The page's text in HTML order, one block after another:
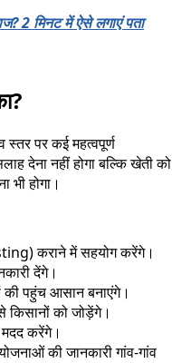
2 मिनट में ऐसे लगाएं पता
स्तर पर कई महत्वपूर्ण
देना नहीं होगा बल्कि खेती को
भी होगा।
कराने में सहयोग करेंगे।
देंगे।
पहुंच आसान बनाएंगे।
को जोड़ेंगे।
करेंगे।
की जानकारी गांव-गांव